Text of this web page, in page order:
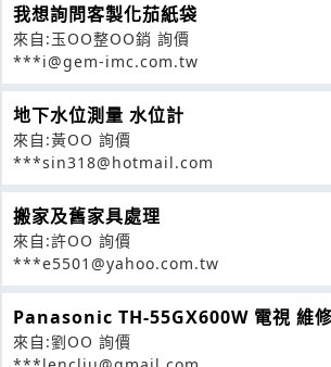
我想詢問客製化茄紙袋
來自:玉OO整OO銷 詢價
***i@gem-imc.com.tw
地下水位測量 水位計
來自:黃OO 詢價
***sin318@hotmail.com
搬家及舊家具處理
來自:許OO 詢價
***e5501@yahoo.com.tw
Panasonic TH-55GX600W 電視 維
來自:劉OO 詢價